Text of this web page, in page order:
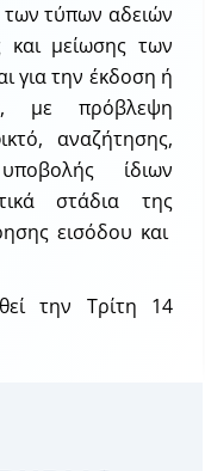
τύπων αδειών
και μείωσης των
για την έκδοση ή
με πρόβλεψη
αναζήτησης,
ίδιων
στάδια της
εισόδου και
την Τρίτη 14